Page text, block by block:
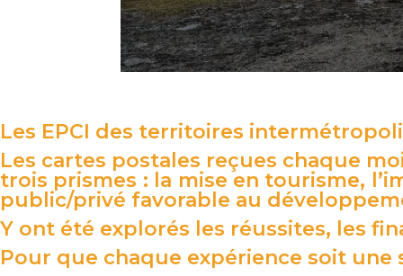
Les EPCI des territoires
Les cartes postales reçues chaque
trois prismes : la mise en tourisme,
public/privé favorable au
Y ont été explorés les réussites, les
Pour que chaque expérience soit une